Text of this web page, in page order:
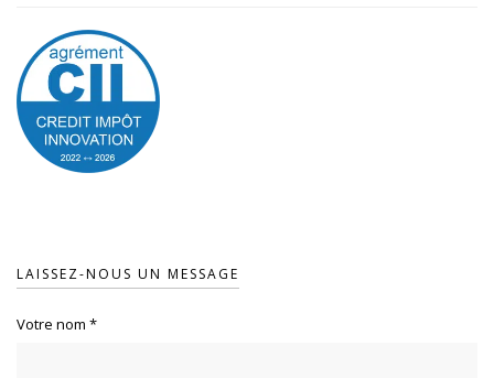
LAISSEZ-NOUS UN MESSAGE
Votre nom *